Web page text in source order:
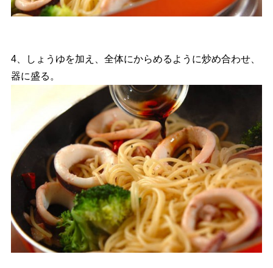
4、しょうゆを加え、全体にからめるように炒め合わせ、
器に盛る。